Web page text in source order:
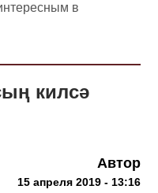
в
килсә
Автор
15 апреля 2019 - 13:16